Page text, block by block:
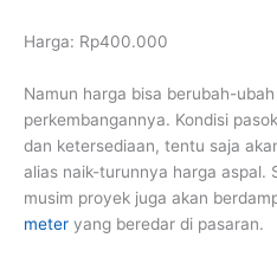
Harga: Rp400.000
Namun harga bisa berubah-
perkembangannya. Kondisi
dan ketersediaan, tentu saja
alias naik-turunnya harga aspal.
musim proyek juga akan
meter yang beredar di pasaran.